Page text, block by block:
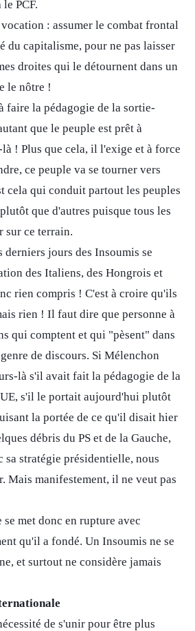
PCF.
: assumer le combat frontal
du capitalisme, pour ne pas laisser
droites qui le détournent dans un
le nôtre !
faire la pédagogie de la sortie-
que le peuple est prêt à
! Plus que cela, il l'exige et à force
ce peuple va se tourner vers
cela qui conduit partout les peuples
que d'autres puisque tous les
sur ce terrain.
derniers jours des Insoumis se
des Italiens, des Hongrois et
rien compris ! C'est à croire qu'ils
rien ! Il faut dire que personne à
qui comptent et qui "pèsent" dans
de discours. Si Mélenchon
là s'il avait fait la pédagogie de la
s'il le portait aujourd'hui plutôt
la portée de ce qu'il disait hier
débris du PS et de la Gauche,
sa stratégie présidentielle, nous
Mais manifestement, il ne veut pas
met donc en rupture avec
qu'il a fondé. Un Insoumis ne se
et surtout ne considère jamais
de s'unir pour être plus